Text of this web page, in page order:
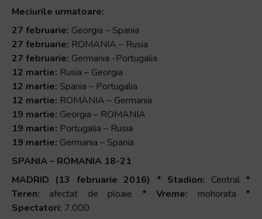
Meciurile urmatoare:
27 februarie: Georgia – Spania
27 februarie: ROMANIA – Rusia
27 februarie: Germania -Portugalia
12 martie: Rusia – Georgia
12 martie: Spania – Portugalia
12 martie: ROMANIA – Germania
19 martie: Georgia – ROMANIA
19 martie: Portugalia – Rusia
19 martie: Germania – Spania
SPANIA – ROMANIA 18-21
MADRID (13 februarie 2016) * Stadion: Central *
Teren: afectat de ploaie * Vreme: mohorata *
Spectatori: 7.000